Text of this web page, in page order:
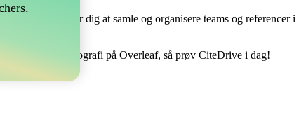
Det tillader dig at samle og organisere teams og referencer i
din bibliografi på Overleaf, så prøv CiteDrive i dag!